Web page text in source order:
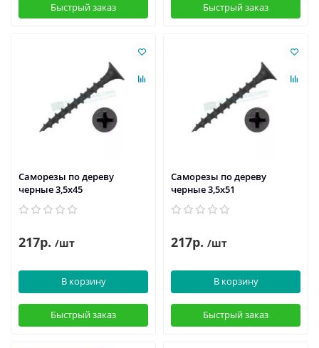
Быстрый заказ Быстрый заказ
Саморезы по дереву
черные 3,5х45
217р. /шт
В корзину
Быстрый заказ
Саморезы по дереву
черные 3,5х51
217р. /шт
В корзину
Быстрый заказ